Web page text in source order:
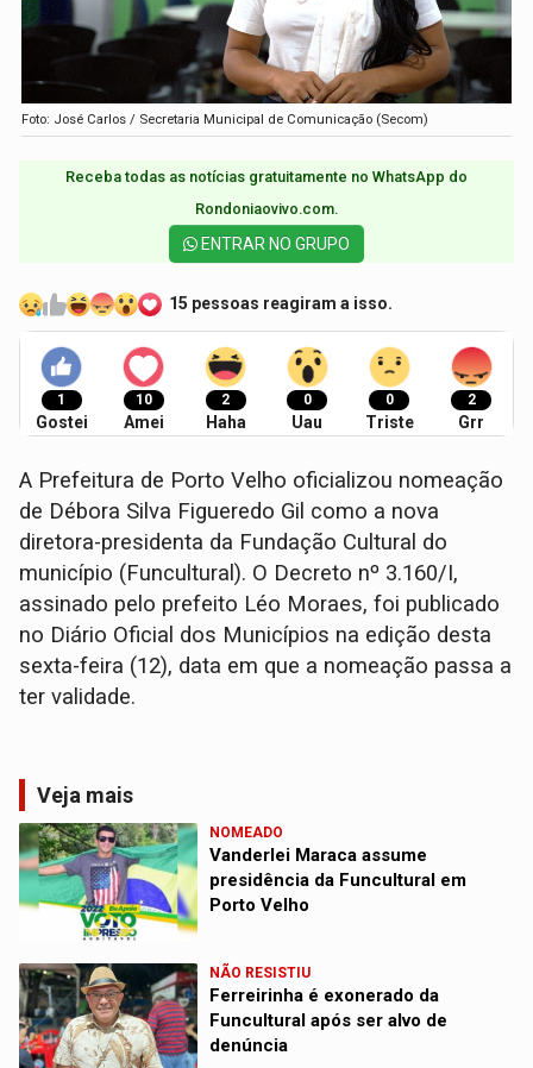
Foto: José Carlos / Secretaria Municipal de Comunicação (Secom)
Receba todas as notícias gratuitamente no WhatsApp do
Rondoniaovivo.com.​
ENTRAR NO GRUPO
15 pessoas reagiram a isso.
1
Gostei
10
Amei
2
Haha
0
Uau
0
Triste
2
Grr
A Prefeitura de Porto Velho oficializou nomeação
de Débora Silva Figueredo Gil como a nova
diretora-presidenta da Fundação Cultural do
município (Funcultural). O Decreto nº 3.160/I,
assinado pelo prefeito Léo Moraes, foi publicado
no Diário Oficial dos Municípios na edição desta
sexta-feira (12), data em que a nomeação passa a
ter validade.
Veja mais
NOMEADO
Vanderlei Maraca assume
presidência da Funcultural em
Porto Velho
NÃO RESISTIU
Ferreirinha é exonerado da
Funcultural após ser alvo de
denúncia